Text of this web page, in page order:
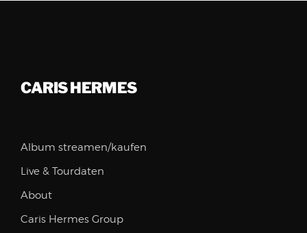
CARIS HERMES
Album streamen/kaufen
Live & Tourdaten
About
Caris Hermes Group